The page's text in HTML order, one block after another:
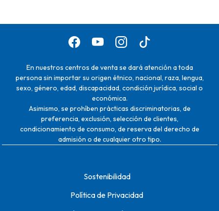
En nuestros centros de venta se dará atención a toda
persona sin importar su origen étnico, nacional, raza, lengua,
sexo, género, edad, discapacidad, condición jurídica, social o
económica.
Asimismo, se prohíben prácticas discriminatorias, de
preferencia, exclusión, selección de clientes,
condicionamiento de consumo, de reserva del derecho de
admisión o de cualquier otro tipo.
Sostenibilidad
Política de Privacidad